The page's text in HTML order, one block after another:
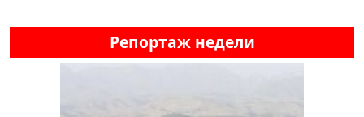
Репортаж недели